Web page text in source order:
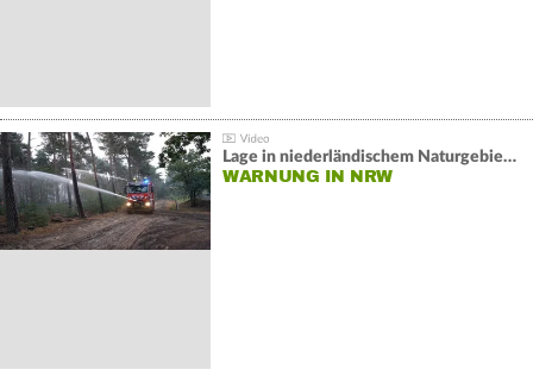
Lage in niederländischem Naturgebiet stabil
WARNUNG IN NRW